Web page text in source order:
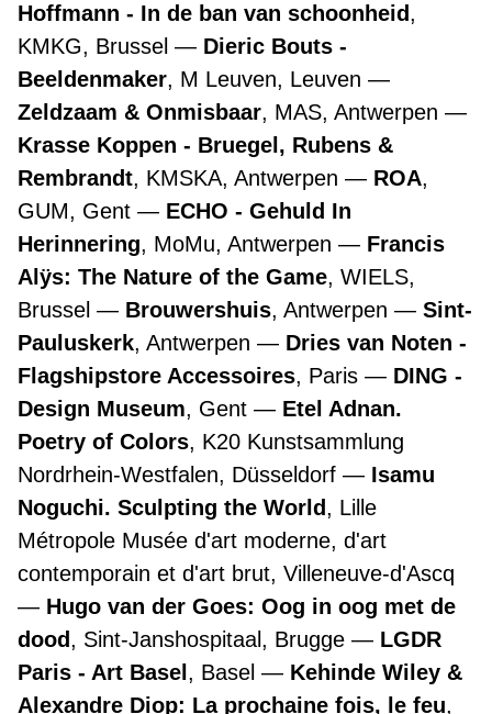
Hoffmann - In de ban van schoonheid,
KMKG, Brussel
Dieric Bouts -
Beeldenmaker, M Leuven, Leuven
Zeldzaam & Onmisbaar, MAS, Antwerpen
Krasse Koppen - Bruegel, Rubens &
Rembrandt, KMSKA, Antwerpen ROA,
GUM, Gent
ECHO - Gehuld In
Herinnering, MoMu, Antwerpen
Francis
Alÿs: The Nature of the Game, WIELS,
Brussel
Brouwershuis, Antwerpen
Sint-
Pauluskerk, Antwerpen
Dries van Noten -
Flagshipstore Accessoires, Paris
DING -
Design Museum, Gent
Etel Adnan.
Poetry of Colors, K20 Kunstsammlung
Nordrhein-Westfalen, Düsseldorf
Isamu
Noguchi. Sculpting the World, Lille
Métropole Musée d'art moderne, d'art
contemporain et d'art brut, Villeneuve-d'Ascq
Hugo van der Goes: Oog in oog met de
dood, Sint-Janshospitaal, Brugge
LGDR
Paris - Art Basel , Basel
Kehinde Wiley &
Alexandre Diop: La prochaine fois, le feu,